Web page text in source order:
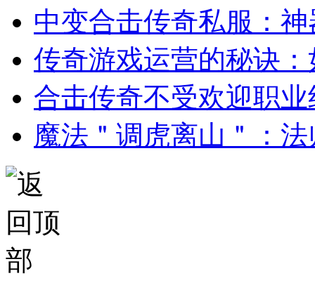
中变合击传奇私服：
传奇游戏运营的秘诀
合击传奇不受欢迎职
魔法＂调虎离山＂：